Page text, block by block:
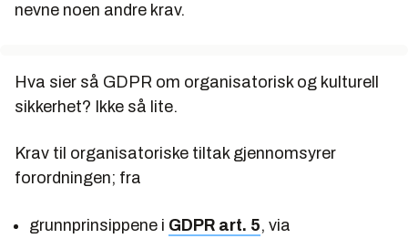
nevne noen andre krav.
Hva sier så GDPR om organisatorisk og kulturell
sikkerhet? Ikke så lite.
Krav til organisatoriske tiltak gjennomsyrer
forordningen; fra
grunnprinsippene i GDPR art. 5, via